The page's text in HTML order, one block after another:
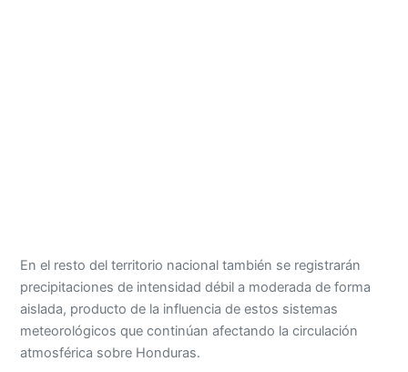
En el resto del territorio nacional también se registrarán
precipitaciones de intensidad débil a moderada de forma
aislada, producto de la influencia de estos sistemas
meteorológicos que continúan afectando la circulación
atmosférica sobre Honduras.